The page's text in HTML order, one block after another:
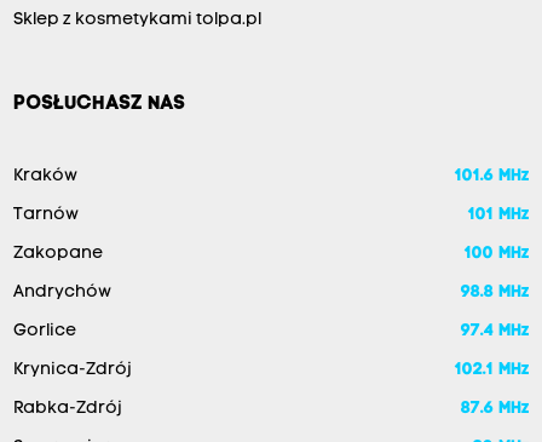
Sklep z kosmetykami tolpa.pl
POSŁUCHASZ NAS
Kraków 101.6 MHz
Tarnów 101 MHz
Zakopane 100 MHz
Andrychów 98.8 MHz
Gorlice 97.4 MHz
Krynica-Zdrój 102.1 MHz
Rabka-Zdrój 87.6 MHz